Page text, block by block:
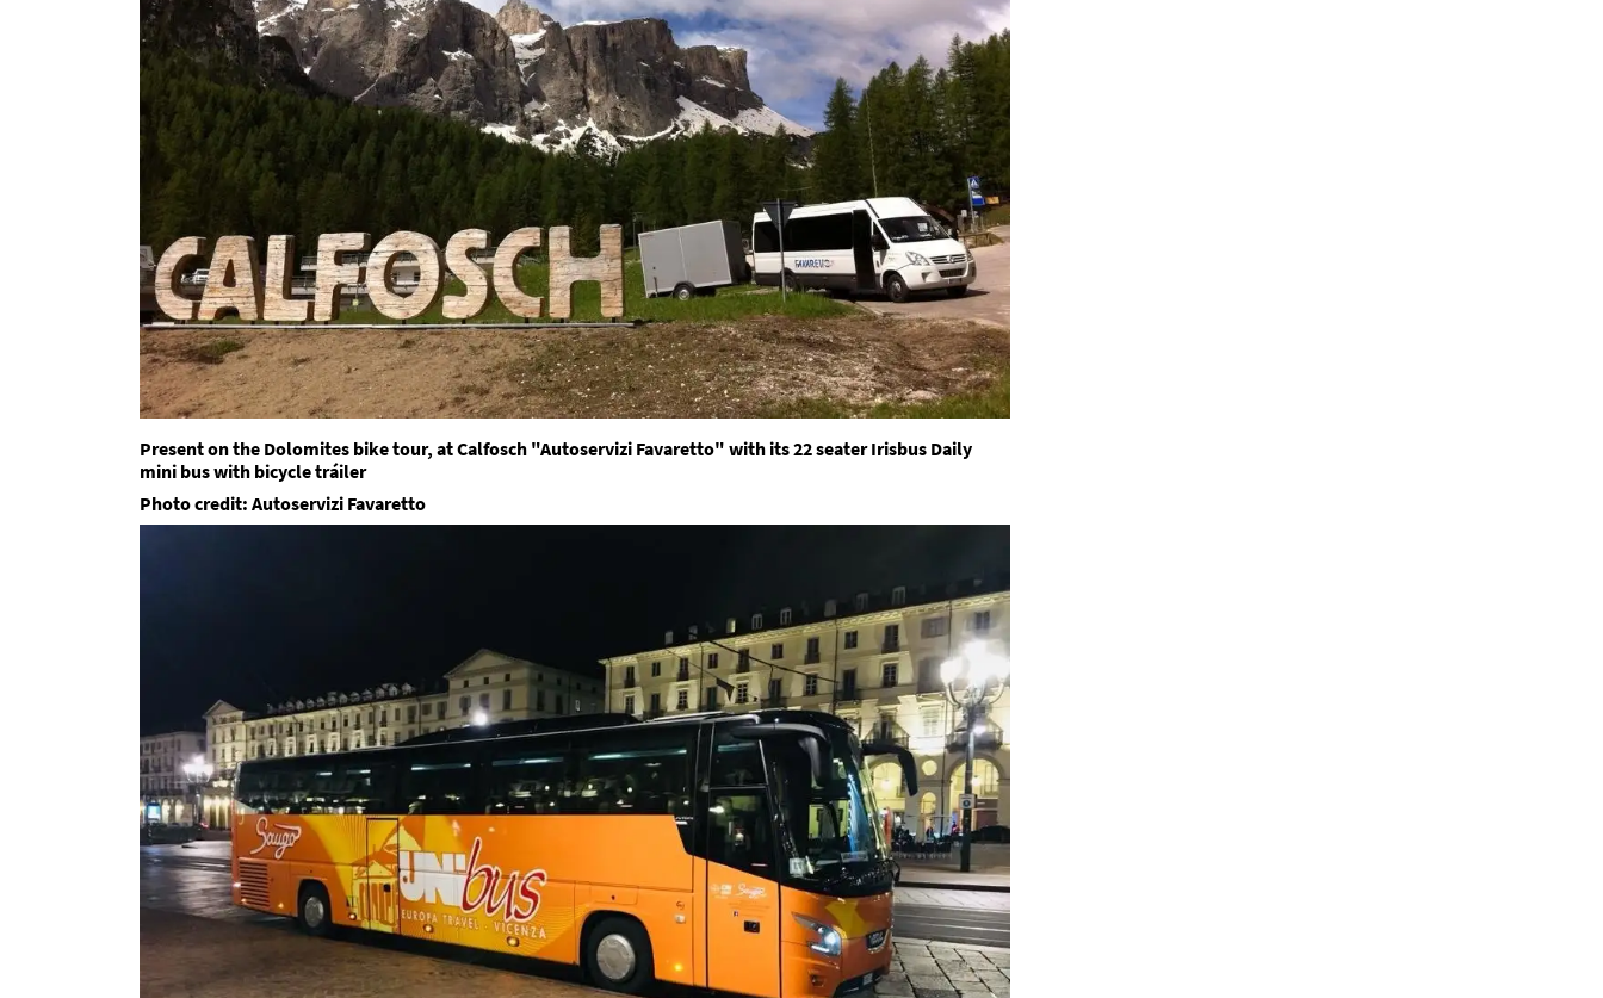
Present on the Dolomites bike tour, at Calfosch "Autoservizi Favaretto" with its 22 seater Irisbus Daily
mini bus with bicycle tráiler
Photo credit: Autoservizi Favaretto